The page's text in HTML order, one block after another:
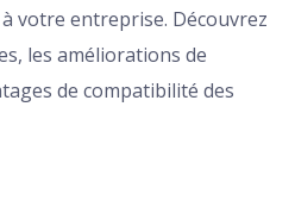
votre entreprise. Découvrez
les améliorations de
de compatibilité des